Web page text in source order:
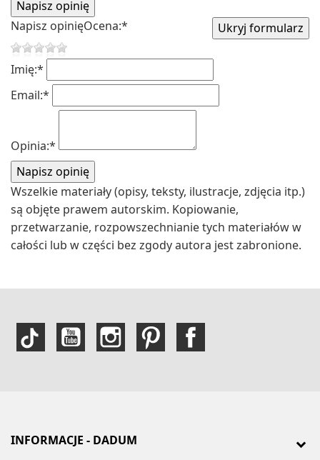
Napisz opinięOcena:*
Imię:*
Email:*
Opinia:*
Wszelkie materiały (opisy, teksty, ilustracje, zdjęcia itp.)
są objęte prawem autorskim. Kopiowanie,
przetwarzanie, rozpowszechnianie tych materiałów w
całości lub w części bez zgody autora jest zabronione.
INFORMACJE - DADUM